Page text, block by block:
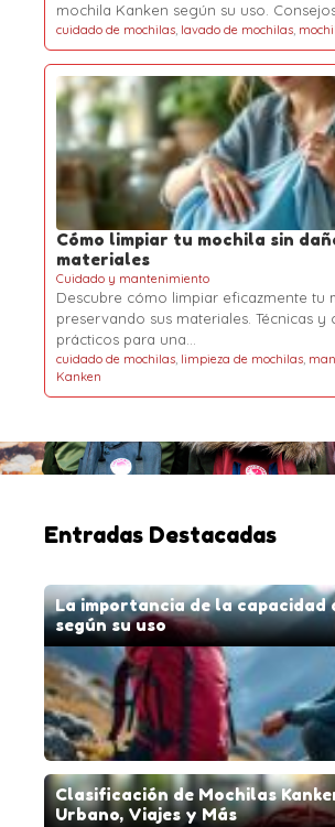
mochila Kanken según su uso.
cuidado de mochilas, lavado de mochilas,
Cómo limpiar tu mochila sin
materiales
Cuidado y mantenimiento
Descubre cómo limpiar eficazmente tu
preservando sus materiales. Técnicas y
prácticos para una…
cuidado de mochilas, limpieza de mochilas,
Kanken
Entradas Destacadas
La importancia de la capacidad
según su uso
Clasificación de Mochilas
Urbano, Viajes y Más